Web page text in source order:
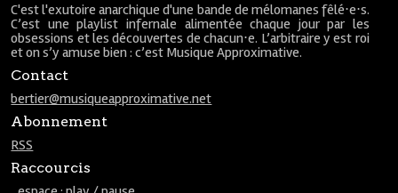
C'est l'exutoire anarchique d'une bande de mélomanes fêlé⋅e⋅s.
C’est une playlist infernale alimentée chaque jour par les
obsessions et les découvertes de chacun⋅e. L’arbitraire y est roi
et on s’y amuse bien : c’est Musique Approximative.
Contact
bertier@musiqueapproximative.net
Abonnement
RSS
Raccourcis